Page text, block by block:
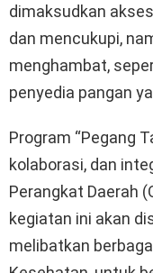
dimaksudkan
dan mencukupi,
menghambat,
penyedia pangan
Program “Pegang
kolaborasi, dan
Perangkat Daerah
kegiatan ini akan
melibatkan